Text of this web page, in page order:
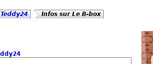
Teddy24 Infos sur Le B-box